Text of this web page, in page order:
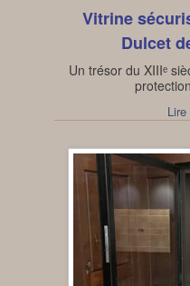
Vitrine
Dulcet
Un trésor du XIIIᵉ